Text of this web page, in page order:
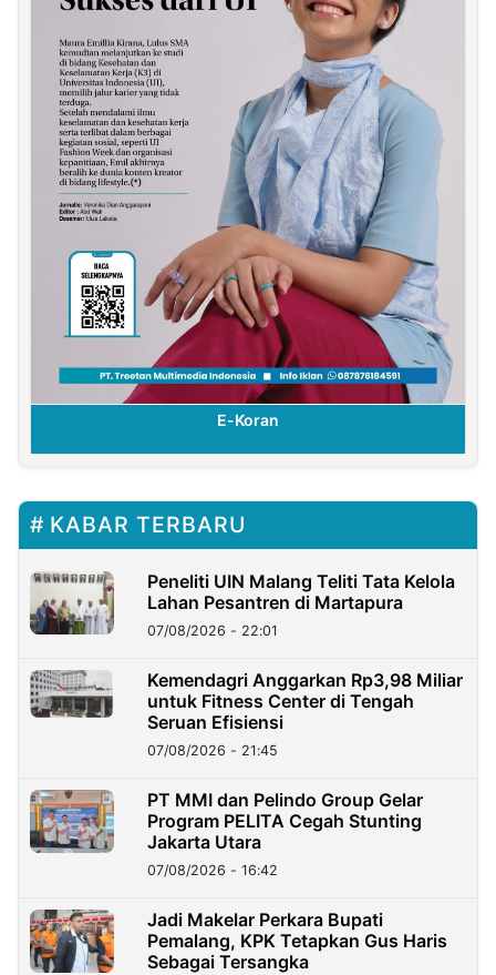
E-Koran
KABAR TERBARU
Peneliti UIN Malang Teliti Tata Kelola
Lahan Pesantren di Martapura
07/08/2026 - 22:01
Kemendagri Anggarkan Rp3,98 Miliar
untuk Fitness Center di Tengah
Seruan Efisiensi
07/08/2026 - 21:45
PT MMI dan Pelindo Group Gelar
Program PELITA Cegah Stunting
Jakarta Utara
07/08/2026 - 16:42
Jadi Makelar Perkara Bupati
Pemalang, KPK Tetapkan Gus Haris
Sebagai Tersangka